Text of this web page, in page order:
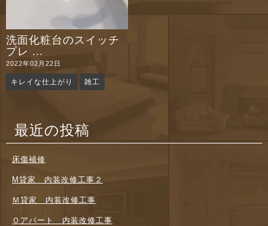
洗面化粧台のスイッチ
プレ ...
2022年02月22日
キレイな仕上がり 雑工
最近の投稿
床傷補修
M貸家 内装改修工事２
Ｍ貸家 内装改修工事
Ｏアパート 内装改修工事